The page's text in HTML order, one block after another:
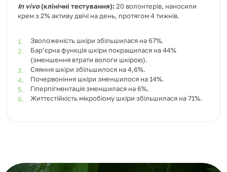
In vivo(клінічні тестування):20 волонтерів, наносили
крем з 2% активу двічі на день, протягом 4 тижнів.
Зволоженість шкіри збільшилася на 67%.
Бар’єрна функція шкіри покращилася на 44%
(зменшення втрати вологи шкірою).
Сяяння шкіри збільшилося на 4,6%.
Почервоніння шкіри зменшилося на 14%.
Гіперпігментація зменшилася на 6%.
Життєстійкість мікробіому шкіри збільшилася на 71%.